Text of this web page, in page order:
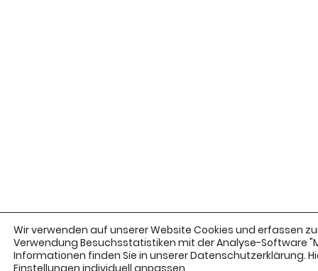
Wir verwenden auf unserer Website Cookies und erfassen
Verwendung Besuchsstatistiken mit der Analyse-Software
Informationen finden Sie in unserer Datenschutzerklärung.
Einstellungen individuell anpassen.